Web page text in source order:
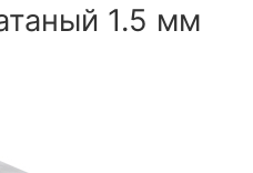
1.5 мм